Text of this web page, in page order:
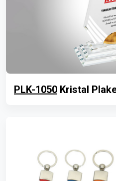
PLK-1050 Kristal